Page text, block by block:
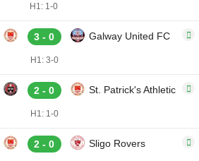
H1: 1-0
3 - 0 Galway United FC
H1: 3-0
2 - 0 St. Patrick's Athletic
H1: 1-0
2 - 0 Sligo Rovers